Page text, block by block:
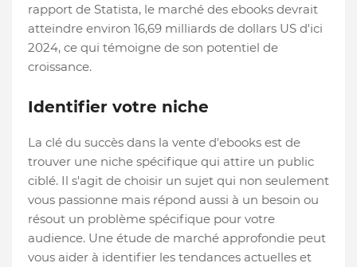
rapport de Statista, le marché des ebooks devrait
atteindre environ 16,69 milliards de dollars US d'ici
2024, ce qui témoigne de son potentiel de
croissance.
Identifier votre niche
La clé du succès dans la vente d'ebooks est de
trouver une niche spécifique qui attire un public
ciblé. Il s'agit de choisir un sujet qui non seulement
vous passionne mais répond aussi à un besoin ou
résout un problème spécifique pour votre
audience. Une étude de marché approfondie peut
vous aider à identifier les tendances actuelles et